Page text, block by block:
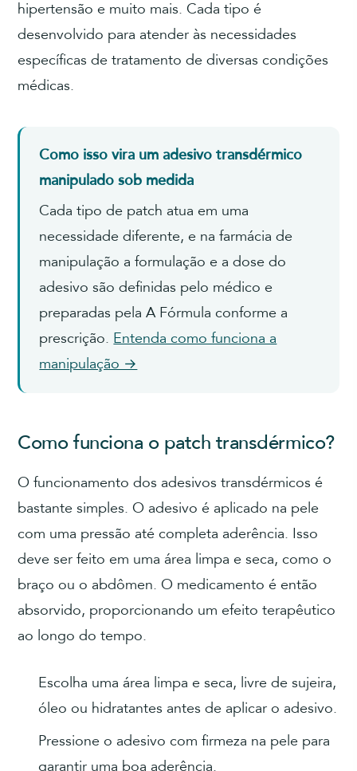
hipertensão e muito mais. Cada tipo é
desenvolvido para atender às necessidades
específicas de tratamento de diversas condições
médicas.
Como isso vira um adesivo transdérmico
manipulado sob medida
Cada tipo de patch atua em uma
necessidade diferente, e na farmácia de
manipulação a formulação e a dose do
adesivo são definidas pelo médico e
preparadas pela A Fórmula conforme a
prescrição. Entenda como funciona a
manipulação →
Como funciona o patch transdérmico?
O funcionamento dos adesivos transdérmicos é
bastante simples. O adesivo é aplicado na pele
com uma pressão até completa aderência. Isso
deve ser feito em uma área limpa e seca, como o
braço ou o abdômen. O medicamento é então
absorvido, proporcionando um efeito terapêutico
ao longo do tempo.
Escolha uma área limpa e seca, livre de sujeira,
óleo ou hidratantes antes de aplicar o adesivo.
Pressione o adesivo com firmeza na pele para
garantir uma boa aderência.